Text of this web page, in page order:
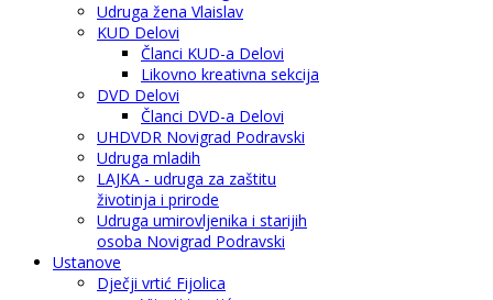
Udruga žena Vlaislav
KUD Delovi
Članci KUD-a Delovi
Likovno kreativna sekcija
DVD Delovi
Članci DVD-a Delovi
UHDVDR Novigrad Podravski
Udruga mladih
LAJKA - udruga za zaštitu
životinja i prirode
Udruga umirovljenika i starijih
osoba Novigrad Podravski
Ustanove
Dječji vrtić Fijolica